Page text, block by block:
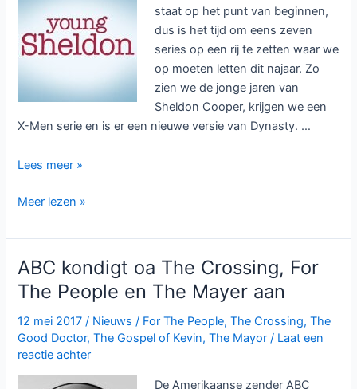
staat op het punt van beginnen,
dus is het tijd om eens zeven
series op een rij te zetten waar we
op moeten letten dit najaar. Zo
zien we de jonge jaren van
Sheldon Cooper, krijgen we een
X-Men serie en is er een nieuwe versie van Dynasty. …
Zeven
series
op
te
letten
in
najaar
2017
Lees meer »
Zeven
series
om
op
te
letten
in
najaar
2017
Meer lezen »
ABC kondigt oa The Crossing, For
The People en The Mayer aan
12 mei 2017/ Nieuws / For The People,The Crossing,The
Good Doctor,The Gospel of Kevin,The Mayor / Laat een
reactie achter
De Amerikaanse zender ABC